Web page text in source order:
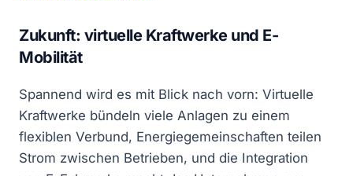
Zukunft: virtuelle Kraftwerke und E-
Mobilität
Spannend wird es mit Blick nach vorn: Virtuelle
Kraftwerke bündeln viele Anlagen zu einem
flexiblen Verbund, Energiegemeinschaften teilen
Strom zwischen Betrieben, und die Integration